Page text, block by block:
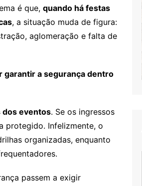
é que, quando há festas
, a situação muda de figura:
aglomeração e falta de
garantir a segurança dentro
dos eventos. Se os ingressos
protegido. Infelizmente, o
organizadas, enquanto
passem a exigir